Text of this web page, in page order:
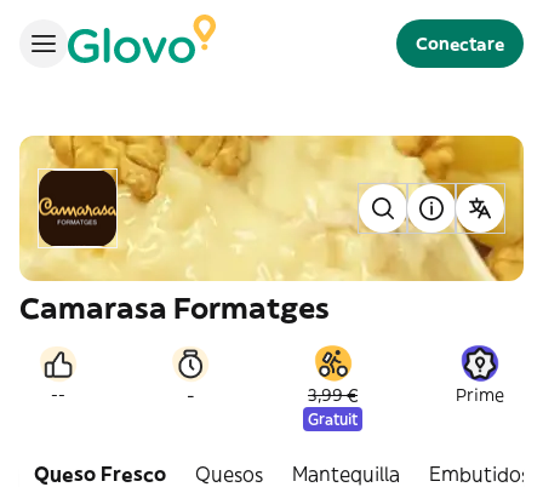
Conectare
Camarasa Formatges
-- - 3,99 €
Gratuit
Prime
Queso Fresco Quesos Mantequilla Embutidos